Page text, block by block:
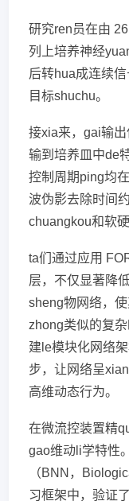
研究ren员在由
列上培养神经
后转hua成连续
目标shuchu。
接xia来，gai输
输到培养皿中de
控制周期ping均
波伪影去除时间
chuangkou和软
ta们通过应用
层，不仅显著降
sheng物网络，
zhong类似的复
建le模块化网络
步，让网络呈
高维动态行为。
在微流控装置精
gao维动li学特性
（BNN，
习框架中，验证